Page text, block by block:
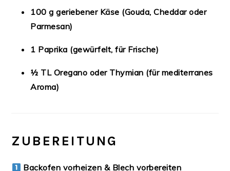
100 g geriebener Käse (Gouda, Cheddar oder
Parmesan)
1 Paprika (gewürfelt, für Frische)
½ TL Oregano oder Thymian (für mediterranes
Aroma)
ZUBEREITUNG
Backofen vorheizen & Blech vorbereiten